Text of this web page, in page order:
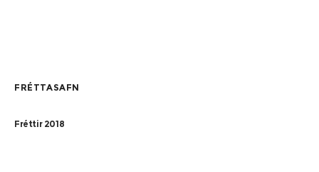
FRÉTTASAFN
Fréttir 2018